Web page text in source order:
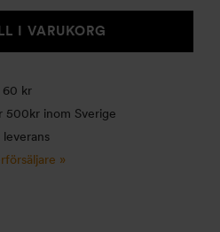
I VARUKORG
60 kr
inom Sverige
»